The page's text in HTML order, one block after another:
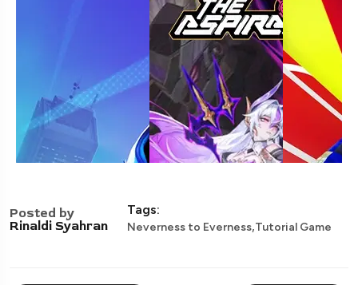
Posted by
Rinaldi Syahran
Tags:
Neverness to Everness,Tutorial Game